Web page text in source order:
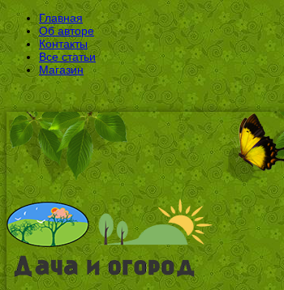
Главная
Об авторе
Контакты
Все статьи
Магазин